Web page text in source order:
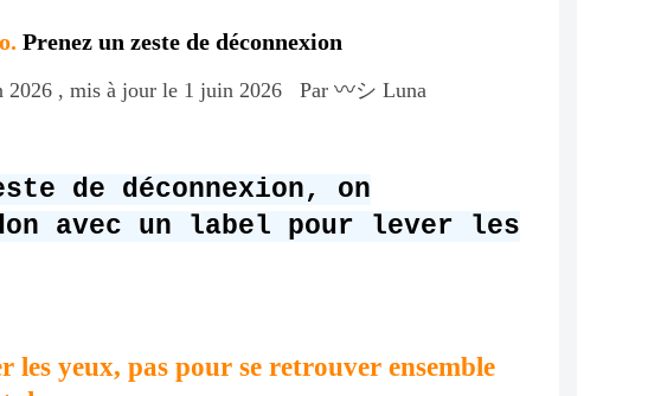
Prenez un zeste de déconnexion
2026 , mis à jour le 1 juin 2026 Par 〰️シ Luna
de déconnexion, on
avec un label pour lever les
les yeux, pas pour se retrouver ensemble